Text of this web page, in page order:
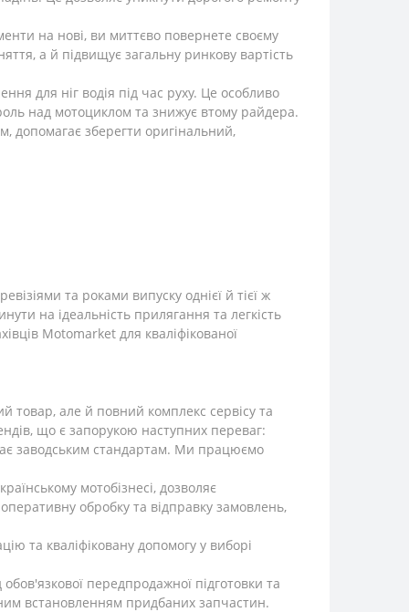
на нові, ви миттєво повернете своєму
а й підвищує загальну ринкову вартість
для ніг водія під час руху. Це особливо
над мотоциклом та знижує втому райдера.
допомагає зберегти оригінальний,
та роками випуску однієї й тієї ж
на ідеальність прилягання та легкість
Motomarket для кваліфікованої
товар, але й повний комплекс сервісу та
що є запорукою наступних переваг:
заводським стандартам. Ми працюємо
мотобізнесі, дозволяє
обробку та відправку замовлень,
та кваліфіковану допомогу у виборі
передпродажної підготовки та
встановленням придбаних запчастин.